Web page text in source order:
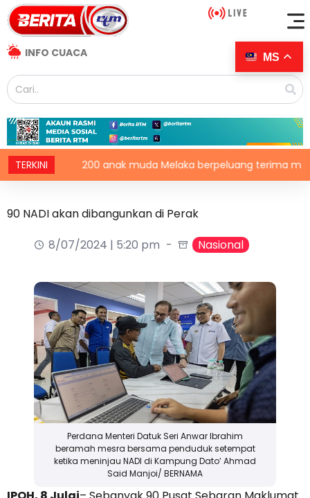
INFO CUACA
TERKINI200 anak muda Melaka berpeluang terima manfaat
90 NADI akan dibangunkan di Perak
8/07/2024 | 5:20 pm
Nasional
Perdana Menteri Datuk Seri Anwar Ibrahim
beramah mesra bersama penduduk setempat
ketika meninjau NADI di Kampung Dato’ Ahmad
Said Manjoi/ BERNAMA
MS